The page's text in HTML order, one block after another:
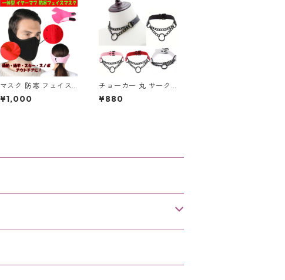
マスク 防寒 フェイス
マスク イヤーマフ 耳
カバー 一体型 洗える
¥1,000
チョーカー 丸 サーク
ル チェーン レザー ブ
ラック ２連チェーン
¥880